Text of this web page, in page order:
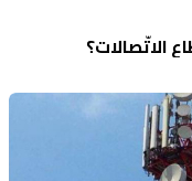
الاتّصالات؟